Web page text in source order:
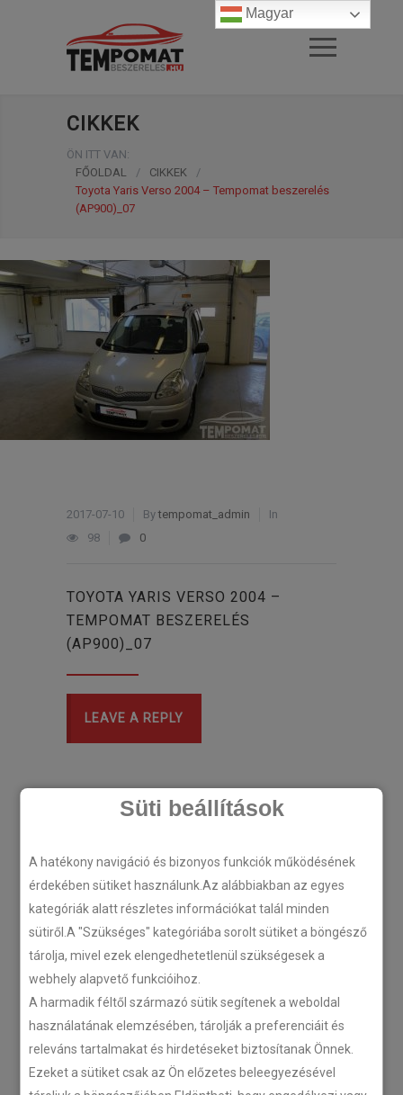
Süti beállítások
A hatékony navigáció és bizonyos funkciók működésének
érdekében sütiket használunk.Az alábbiakban az egyes
kategóriák alatt részletes információkat talál minden
sütiről.A "Szükséges" kategóriába sorolt sütiket a böngésző
tárolja, mivel ezek elengedhetetlenül szükségesek a
webhely alapvető funkcióihoz.
A harmadik féltől származó sütik segítenek a weboldal
használatának elemzésében, tárolják a preferenciáit és
releváns tartalmakat és hirdetéseket biztosítanak Önnek.
Ezeket a sütiket csak az Ön előzetes beleegyezésével
CIKKEK
ÖN ITT VAN:
FŐOLDAL
/ CIKKEK
/
Toyota Yaris Verso 2004 – Tempomat beszerelés
(AP900)_07
2017-07-10 Bytempomat_admin
In
98
0
TOYOTA YARIS VERSO 2004 –
TEMPOMAT BESZERELÉS
(AP900)_07
LEAVE A REPLY
LEGÚJABB CIKKEK
Plug’n’Play tempomat ISUZU
N-szériás teherautókhoz
2018-07-26
2018-06-12
Magyar